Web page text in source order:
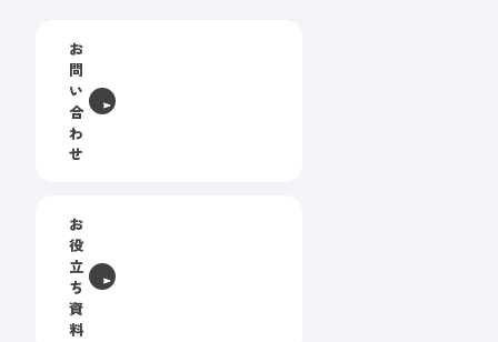
お
問
い
合
わ
せ
お
役
立
ち
資
料